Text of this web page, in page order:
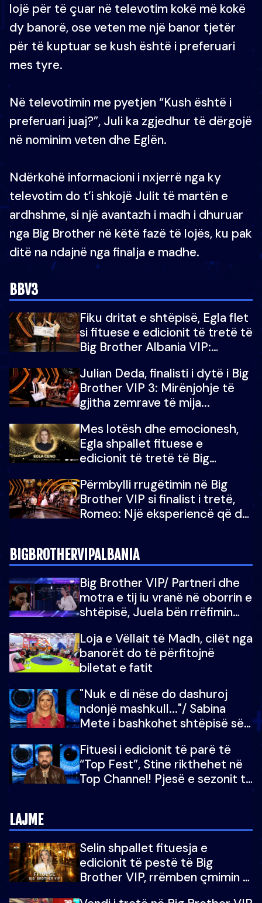
lojë për të çuar në televotim kokë më kokë
dy banorë, ose veten me një banor tjetër
për të kuptuar se kush është i preferuari
mes tyre.
Në televotimin me pyetjen “Kush është i
preferuari juaj?”, Juli ka zgjedhur të dërgojë
në nominim veten dhe Eglën.
Ndërkohë informacioni i nxjerrë nga ky
televotim do t’i shkojë Julit të martën e
ardhshme, si një avantazh i madh i dhuruar
nga Big Brother në këtë fazë të lojës, ku pak
ditë na ndajnë nga finalja e madhe.
BBV3
Fiku dritat e shtëpisë, Egla flet
si fituese e edicionit të tretë të
Big Brother Albania VIP:
Julian Deda, finalisti i dytë i Big
Brother VIP 3: Mirënjohje të
gjitha zemrave të mija...
Mes lotësh dhe emocionesh,
Egla shpallet fituese e
edicionit të tretë të Big
Përmbylli rrugëtimin në Big
Brother VIP si finalist i tretë,
Romeo: Një eksperiencë që do
BIGBROTHERVIPALBANIA
Big Brother VIP/ Partneri dhe
motra e tij iu vranë në oborrin e
shtëpisë, Juela bën rrëfimin
do të martoheshim, por zemra
mu copëtua
Loja e Vëllait të Madh, cilët nga
banorët do të përfitojnë
biletat e fatit
"Nuk e di nëse do dashuroj
ndonjë mashkull..."/ Sabina
Mete i bashkohet shtëpisë së
për në fund!
Fituesi i edicionit të parë të
“Top Fest”, Stine rikthehet në
Top Channel! Pjesë e sezonit të
LAJME
Selin shpallet fituesja e
edicionit të pestë të Big
Brother VIP, rrëmben çmimin e